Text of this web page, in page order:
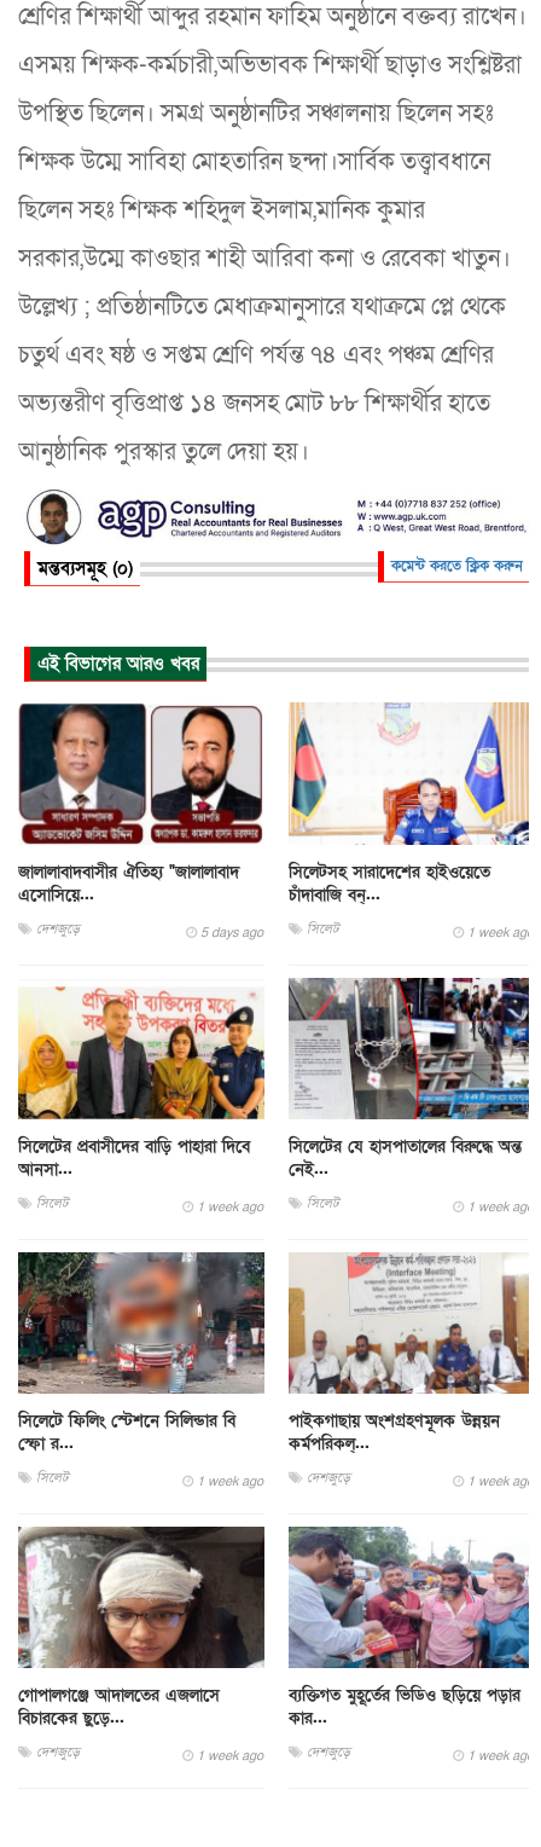
শ্রেণির শিক্ষার্থী আব্দুর রহমান ফাহিম অনুষ্ঠানে বক্তব্য রাখেন।
এসময় শিক্ষক-কর্মচারী,অভিভাবক শিক্ষার্থী ছাড়াও সংশ্লিষ্টরা
উপস্থিত ছিলেন। সমগ্র অনুষ্ঠানটির সঞ্চালনায় ছিলেন সহঃ
শিক্ষক উম্মে সাবিহা মোহতারিন ছন্দা।সার্বিক তত্ত্বাবধানে
ছিলেন সহঃ শিক্ষক শহিদুল ইসলাম,মানিক কুমার
সরকার,উম্মে কাওছার শাহী আরিবা কনা ও রেবেকা খাতুন।
উল্লেখ্য ; প্রতিষ্ঠানটিতে মেধাক্রমানুসারে যথাক্রমে প্লে থেকে
চতুর্থ এবং ষষ্ঠ ও সপ্তম শ্রেণি পর্যন্ত ৭৪ এবং পঞ্চম শ্রেণির
অভ্যন্তরীণ বৃত্তিপ্রাপ্ত ১৪ জনসহ মোট ৮৮ শিক্ষার্থীর হাতে
আনুষ্ঠানিক পুরস্কার তুলে দেয়া হয়।
মন্তব্যসমূহ (০) কমেন্ট করতে ক্লিক করুন
এই বিভাগের আরও খবর
জালালাবাদবাসীর ঐতিহ্য "জালালাবাদ
এসোসিয়ে...
দেশজুড়ে 5 days ago
সিলেটসহ সারাদেশের হাইওয়েতে
চাঁদাবাজি বন্...
সিলেট 1 week ago
সিলেটের প্রবাসীদের বাড়ি পাহারা দিবে
আনসা...
সিলেট 1 week ago
সিলেটের যে হাসপাতালের বিরুদ্ধে অন্ত
নেই...
সিলেট 1 week ago
সিলেটে ফিলিং স্টেশনে সিলিন্ডার বি
স্ফো র...
সিলেট 1 week ago
পাইকগাছায় অংশগ্রহণমূলক উন্নয়ন
কর্মপরিকল্...
দেশজুড়ে 1 week ago
গোপালগঞ্জে আদালতের এজলাসে
বিচারকের ছুড়ে...
দেশজুড়ে 1 week ago
ব্যক্তিগত মুহূর্তের ভিডিও ছড়িয়ে পড়ার
কার...
দেশজুড়ে 1 week ago